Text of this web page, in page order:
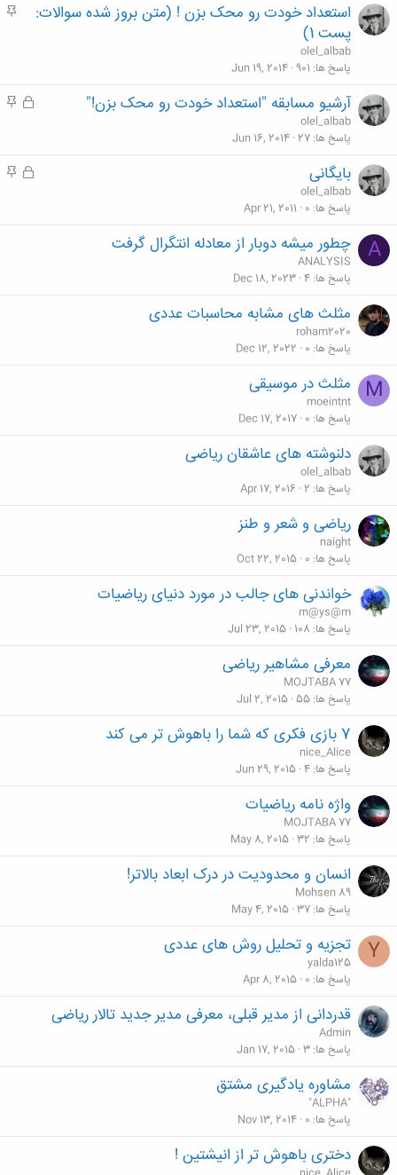
م
استعداد خودت رو محک بزن ! (متن بروز شده سوالات:
پست 1)
olel_albab
پاسخ ها 901
Jun 19, 2014
ق
د
م
آرشیو مسابقه "استعداد خودت رو محک بزن!"
olel_albab
پاسخ ها 27
Jun 16, 2014
ق
م
بایگانی
olel_albab
پاسخ ها 0
Apr 21, 2011
A چطور میشه دوبار از معادله انتگرال گرفت
ANALYSIS
پاسخ ها 4
Dec 18, 2023
مثلث های مشابه محاسبات عددی
roham2020
پاسخ ها 0
Dec 12, 2022
M مثلث در موسیقی
moeintnt
پاسخ ها 0
Dec 17, 2017
دلنوشته های عاشقان ریاضی
olel_albab
پاسخ ها 2
Apr 17, 2016
ریاضی و شعر و طنز
naight
پاسخ ها 0
Oct 22, 2015
خواندنی های جالب در مورد دنیای ریاضیات
m@ys@m
پاسخ ها 108
Jul 23, 2015
معرفی مشاهیر ریاضی
MOJTABA 77
پاسخ ها 55
Jul 2, 2015
7 بازی فکری که شما را باهوش تر می کند
nice_Alice
پاسخ ها 4
Jun 29, 2015
واژه نامه ریاضیات
MOJTABA 77
پاسخ ها 32
May 8, 2015
انسان و محدودیت در درک ابعاد بالاتر!
Mohsen 89
پاسخ ها 37
May 4, 2015
Y تجزیه و تحلیل روش های عددی
yalda125
پاسخ ها 0
Apr 8, 2015
قدردانی از مدیر قبلی، معرفی مدیر جدید تالار ریاضی
Admin
پاسخ ها 3
Jan 17, 2015
مشاوره یادگیری مشتق
"ALPHA"
پاسخ ها 0
Nov 13, 2014
دختری باهوش تر از انیشتین !